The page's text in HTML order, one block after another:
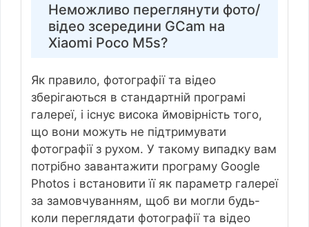
Неможливо переглянути фото/
відео зсередини GCam на
Xiaomi Poco M5s?
Як правило, фотографії та відео
зберігаються в стандартній програмі
галереї, і існує висока ймовірність того,
що вони можуть не підтримувати
фотографії з рухом. У такому випадку вам
потрібно завантажити програму Google
Photos і встановити її як параметр галереї
за замовчуванням, щоб ви могли будь-
коли переглядати фотографії та відео